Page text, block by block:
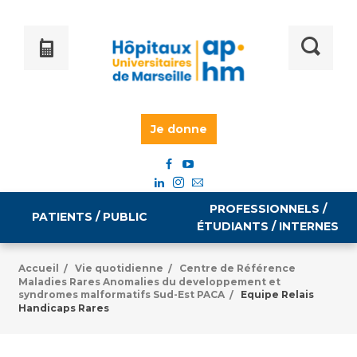
Je donne
PATIENTS / PUBLIC
Informations pratiques
PROFESSIONNELS /
ÉTUDIANTS / INTERNES
Égalité professionnelle
Accueil / Vie quotidienne /
Centre de Référence
Maladies Rares Anomalies du developpement et
syndromes malformatifs Sud-Est PACA /
Equipe Relais
Handicaps Rares